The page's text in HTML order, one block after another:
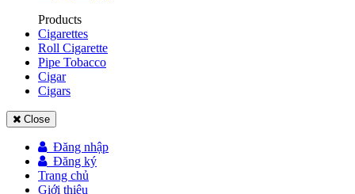
Products
Cigarettes
Roll Cigarette
Pipe Tobacco
Cigar
Cigars
Close
Đăng nhập
Đăng ký
Trang chủ
Giới thiệu